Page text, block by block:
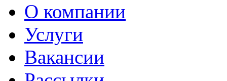
О компании
Услуги
Вакансии